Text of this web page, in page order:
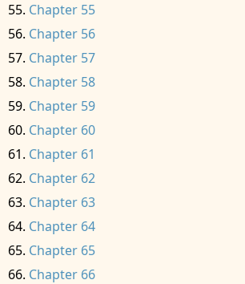
Chapter 55
Chapter 56
Chapter 57
Chapter 58
Chapter 59
Chapter 60
Chapter 61
Chapter 62
Chapter 63
Chapter 64
Chapter 65
Chapter 66